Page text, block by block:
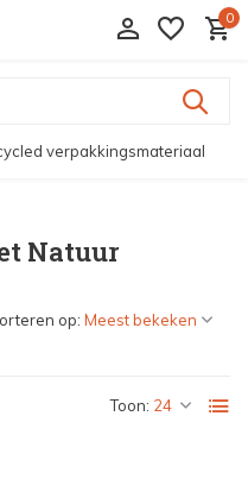
0
verpakkingsmateriaal
Natuur
Toon:
op: